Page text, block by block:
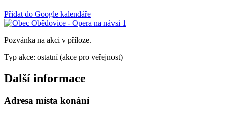
Přidat do Google kalendáře
Pozvánka na akci v příloze.
Typ akce: ostatní (akce pro veřejnost)
Další informace
Adresa místa konání